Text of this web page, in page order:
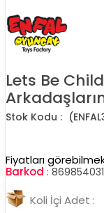
Lets Be
Fiyatları görebilmek
Barkod :
Koli İçi Adet :